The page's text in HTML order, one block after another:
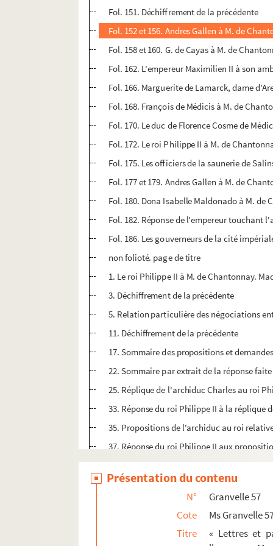
Fol. 151. Déchiffrement de la précédente
Fol. 152 et 156. Andres Gallen à M. de
Fol. 158 et 160. G. de Cayas à M. de
Fol. 162. L'empereur Maximilien II à son
Fol. 166. Marguerite de Lamarck, dame
Fol. 168. François de Médicis à M. de
Fol. 170. Le duc de Florence Cosme de
Fol. 172. Le roi Philippe II à M. de
Fol. 175. Les officiers de la saunerie de
Fol. 177 et 179. Andres Gallen à M. de
Fol. 180. Dona Isabelle Maldonado à M. de
Fol. 182. Réponse de l'empereur touchant
Fol. 186. Les gouverneurs de la cité
non folioté. page de titre
1. Le roi Philippe II à M. de Chantonnay.
3. Déchiffrement de la précédente
5. Relation particulière des négociations
11. Déchiffrement de la précédente
17. Sommaire des propositions et
22. Sommaire par extrait de la réponse
25. Réplique de l'archiduc Charles au roi
33. Réponse du roi Philippe II à la
35. Propositions de l'archiduc au roi
37. Réponse du roi Philippe II aux
39. Déchiffrement
41. Mémorial de l'archiduc Charles sur les
43. Déchiffrement du précédent. Copie. Esp.
49. Copie de la lettre adressée par
53. Le roi Philippe II à M. de Chantonnay.
Présentation du contenu
N°
Granvelle 57
Cote
Ms Granvelle
Titre
« Lettres et